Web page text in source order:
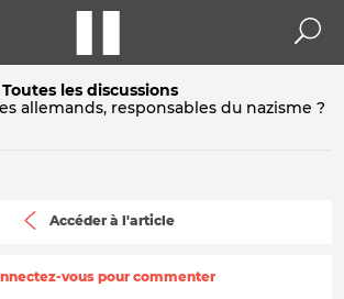
Toutes les discussions
allemands, responsables du nazisme ?
Accéder à l'article
vous pour commenter